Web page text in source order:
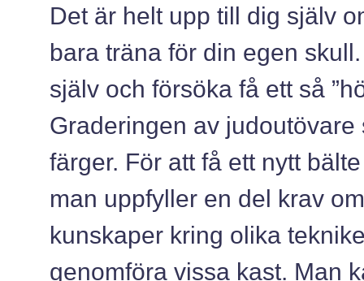
Det är helt upp till dig själv
bara träna för din egen
själv och försöka få ett så
Graderingen av
färger. För att få ett nytt
man uppfyller en del krav
kunskaper kring olika
genomföra vissa kast. Man